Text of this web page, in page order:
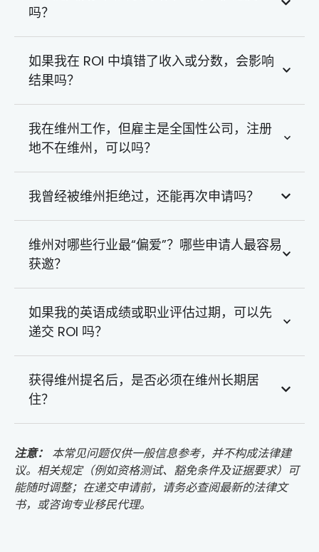
吗？
如果我在 ROI 中填错了收入或分数，会影响
结果吗？
我在维州工作，但雇主是全国性公司，注册
地不在维州，可以吗？
我曾经被维州拒绝过，还能再次申请吗？
维州对哪些行业最“偏爱”？哪些申请人最容易
获邀？
如果我的英语成绩或职业评估过期，可以先
递交 ROI 吗？
获得维州提名后，是否必须在维州长期居
住？
注意：
本常见问题仅供一般信息参考，并不构成法律建
议。相关规定（例如资格测试、豁免条件及证据要求）可
能随时调整；在递交申请前，请务必查阅最新的法律文
书，或咨询专业移民代理。